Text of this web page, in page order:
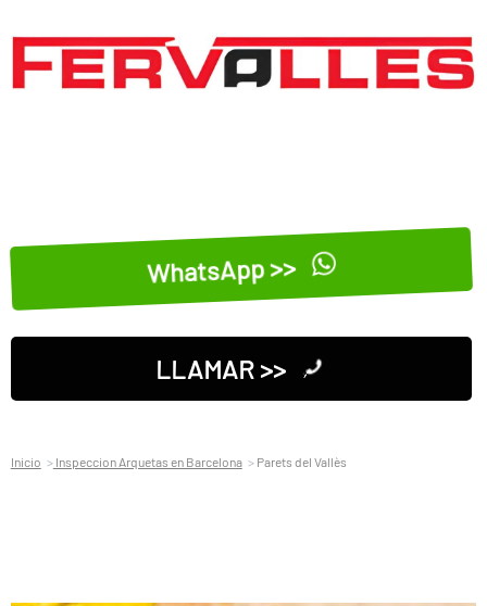
WhatsApp >>
LLAMAR >>
Inicio Inspeccion Arquetas en Barcelona Parets del Vallès